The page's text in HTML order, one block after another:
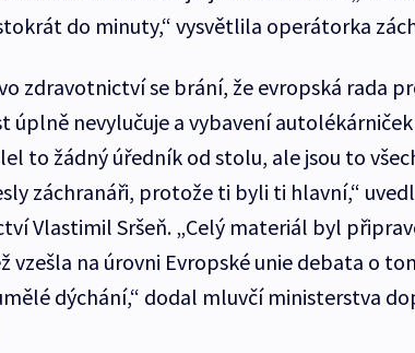
do minuty,“ vysvětlila operátorka
zdravotnictví se brání, že evropská rada
úplně nevylučuje a vybavení
to žádný úředník od stolu, ale jsou to
záchranáři, protože ti byli ti hlavní,“
Vlastimil Sršeň. „Celý materiál byl
vzešla na úrovni Evropské unie debata o
dýchání,“ dodal mluvčí ministerstva